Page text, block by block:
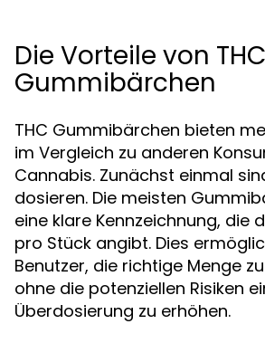
Die Vorteile von THC
Gummibärchen
THC Gummibärchen bieten
im Vergleich zu anderen
Cannabis. Zunächst einmal
dosieren. Die meisten
eine klare Kennzeichnung, die
pro Stück angibt. Dies
Benutzer, die richtige Menge
ohne die potenziellen Risiken
Überdosierung zu erhöhen.